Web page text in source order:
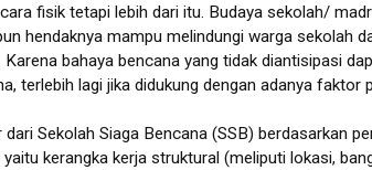
fisik tetapi lebih dari itu. Budaya sekolah/
hendaknya mampu melindungi warga sekolah
Karena bahaya bencana yang tidak diantisipasi
terlebih lagi jika didukung dengan adanya faktor
Sekolah Siaga Bencana (SSB) berdasarkan
kerangka kerja struktural (meliputi lokasi,